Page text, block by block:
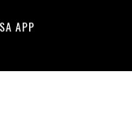
APP